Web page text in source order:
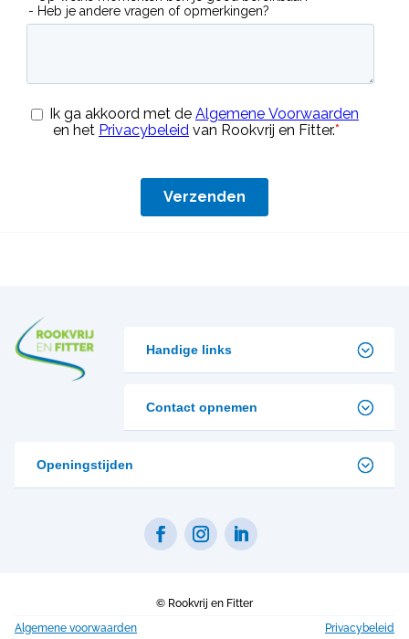
Handige links
Contact opnemen
Openingstijden
© Rookvrij en Fitter
Algemene voorwaarden
Privacybeleid